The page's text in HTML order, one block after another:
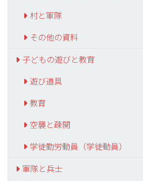
村と軍隊
その他の資料
子どもの遊びと教育
遊び道具
教育
空襲と疎開
学徒勤労動員（学徒動員）
軍隊と兵士